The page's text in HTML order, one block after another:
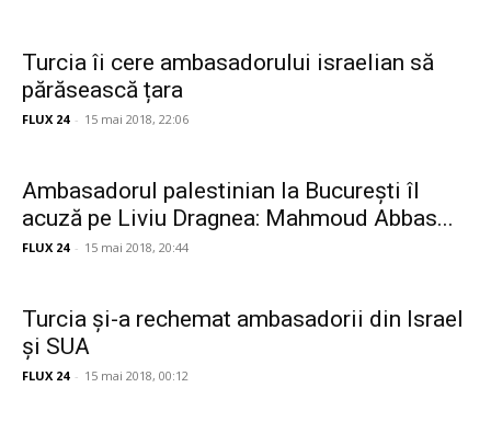
Turcia îi cere ambasadorului israelian să
părăsească țara
FLUX 24 - 15 mai 2018, 22:06
Ambasadorul palestinian la București îl
acuză pe Liviu Dragnea: Mahmoud Abbas...
FLUX 24 - 15 mai 2018, 20:44
Turcia și-a rechemat ambasadorii din Israel
și SUA
FLUX 24 - 15 mai 2018, 00:12